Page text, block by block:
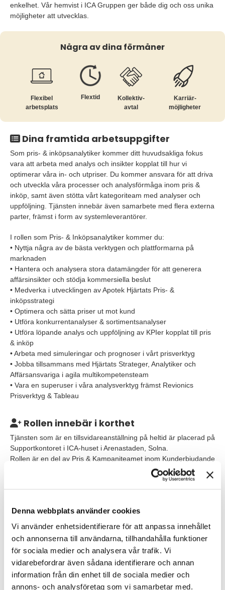
Denna webbplats använder cookies
Vi använder enhetsidentifierare för att anpassa innehållet
och annonserna till användarna, tillhandahålla funktioner
för sociala medier och analysera vår trafik. Vi
vidarebefordrar även sådana identifierare och annan
information från din enhet till de sociala medier och
annons- och analysföretag som vi samarbetar med.
enkelhet. Vår hemvist i ICA Gruppen ger både dig och oss unika
möjligheter att utvecklas.
Några av dina förmåner
Flexibel
arbetsplats
Flextid
Kollektiv­
avtal
Karriär­
möjligheter
Dina framtida arbetsuppgifter
Som pris- & inköpsanalytiker kommer ditt huvudsakliga fokus
vara att arbeta med analys och insikter kopplat till hur vi
optimerar våra in- och utpriser. Du kommer ansvara för att driva
och utveckla våra processer och analysförmåga inom pris &
inköp, samt även stötta vårt kategoriteam med analyser och
uppföljning. Tjänsten innebär även samarbete med flera externa
parter, främst i form av systemleverantörer.
I rollen som Pris- & Inköpsanalytiker kommer du:
• Nyttja några av de bästa verktygen och plattformarna på
marknaden
• Hantera och analysera stora datamängder för att generera
affärsinsikter och stödja kommersiella beslut
• Medverka i utvecklingen av Apotek Hjärtats Pris- &
inköpsstrategi
• Optimera och sätta priser ut mot kund
• Utföra konkurrentanalyser & sortimentsanalyser
• Utföra löpande analys och uppföljning av KPIer kopplat till pris
& inköp
• Arbeta med simuleringar och prognoser i vårt prisverktyg
• Jobba tillsammans med Hjärtats Strateger, Analytiker och
Affärsansvariga i agila multikompetensteam
• Vara en superuser i våra analysverktyg främst Revionics
Prisverktyg & Tableau
Rollen innebär i korthet
Tjänsten som är en tillsvidareanställning på heltid är placerad på
Supportkontoret i ICA-huset i Arenastaden, Solna.
Rollen är en del av Pris & Kampanjteamet inom Kunderbjudande
Vi söker dig som har några års arbetslivserfarenhet, gärna med
erfarenhet som managementkonsult, analytiker, från apotek
och/eller detaljhandelsbranschen samt pris- & inköpsarbete. Du
har en universitetsexamen inom ekonomi, matematik, teknik,
industriell ekonomi eller motsvarande och har arbetat med
dataanalys i yrkeslivet. Du har goda kunskaper i analysverktyg
t.ex. Tableau, Cognos, Power BI samt i MS Office. Du kan
svenska och engelska obehindrat i tal och skrift. Du är van och